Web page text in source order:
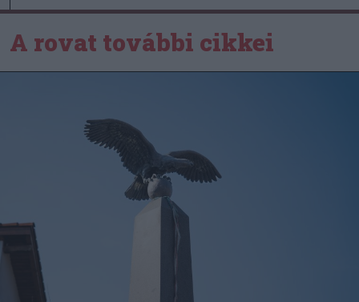
A rovat további cikkei